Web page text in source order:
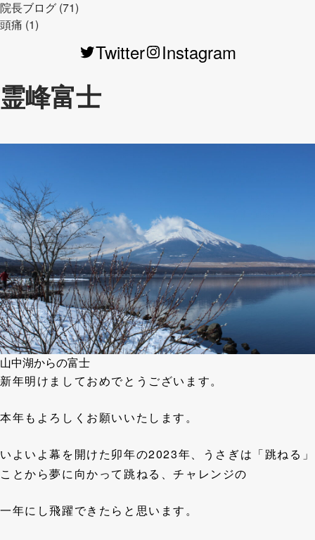
院長ブログ (71)
頭痛 (1)
Twitter Instagram
霊峰富士
山中湖からの富士
新年明けましておめでとうございます。
本年もよろしくお願いいたします。
いよいよ幕を開けた卯年の2023年、うさぎは「跳ねる」
ことから夢に向かって跳ねる、チャレンジの
一年にし飛躍できたらと思います。